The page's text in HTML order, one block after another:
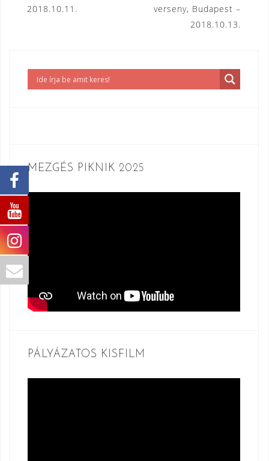
2018.10.11.
verseny, Budapest –
2018.10.13.
MEZGÉS PIKNIK 2025
PÁLYÁZATOS KISFILM